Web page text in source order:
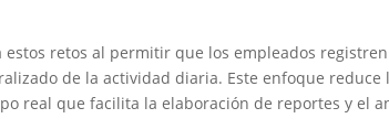
estos retos al permitir que los empleados
de la actividad diaria. Este enfoque
real que facilita la elaboración de reportes y el